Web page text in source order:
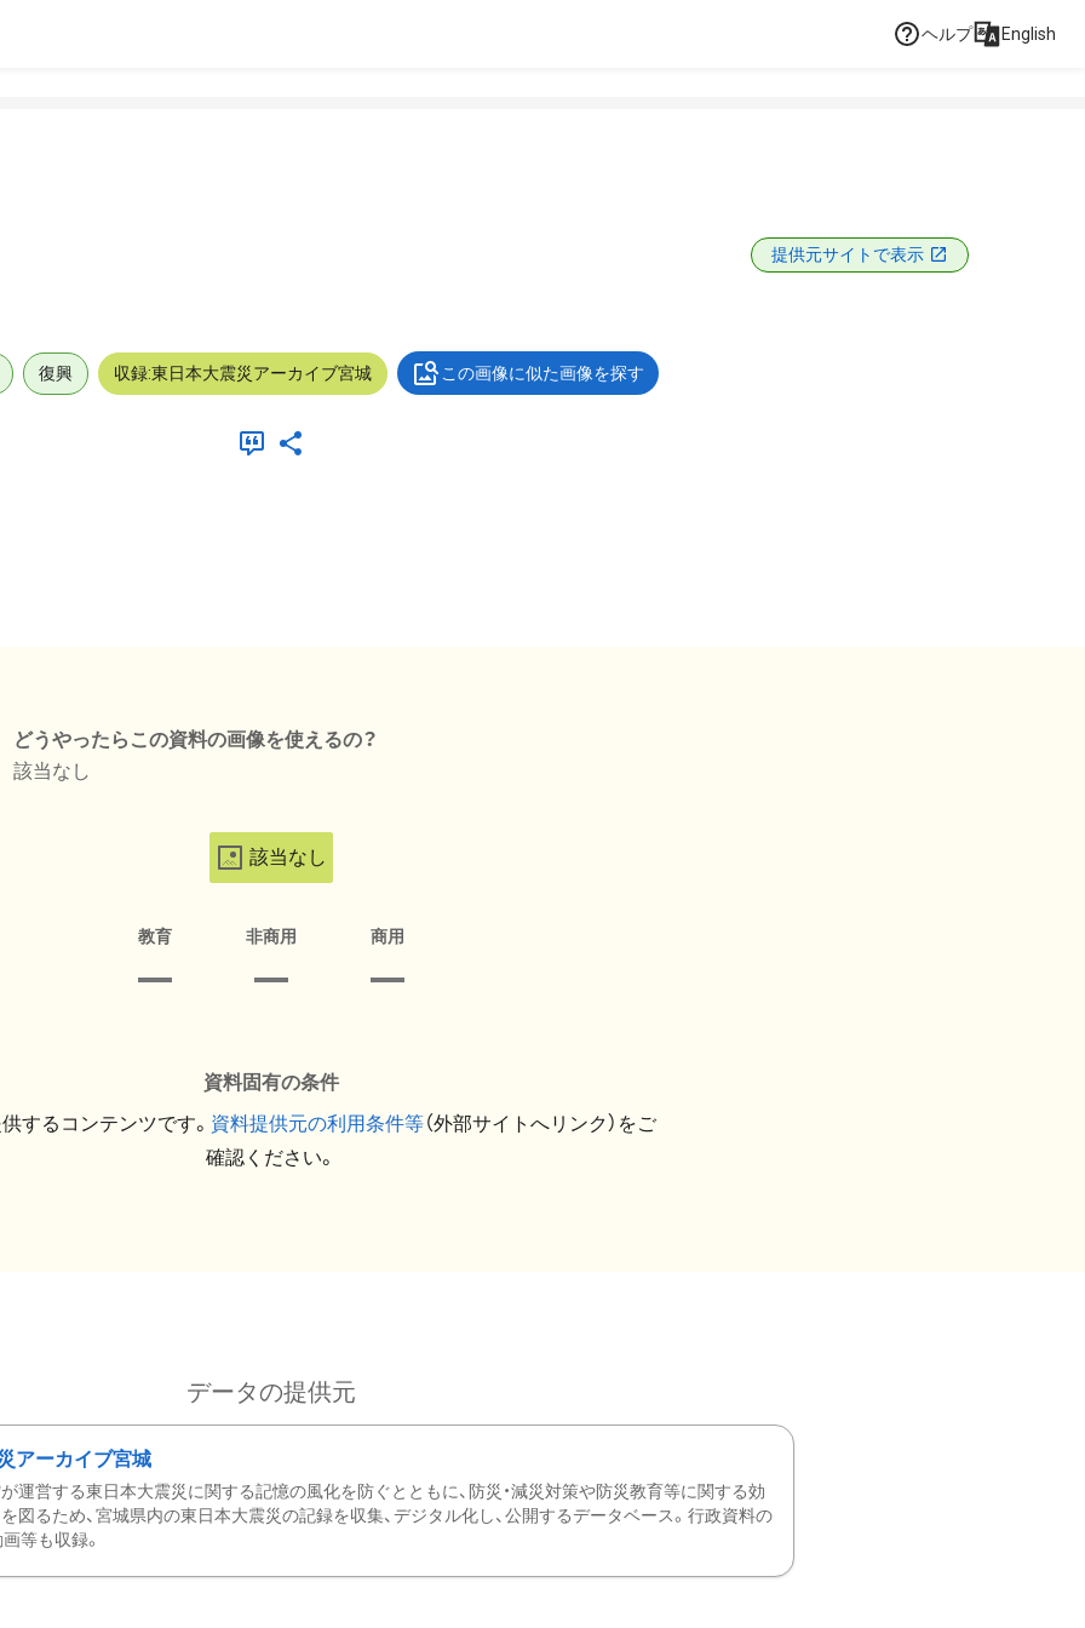
ヘルプ English
提供元サイトで表示
復興 収録:東日本大震災アーカイブ宮城 この画像に似た画像を探す
どうやったらこの資料の画像を使えるの？
該当なし
該当なし
教育 非商用 商用
資料固有の条件
するコンテンツです。 資料提供元の利用条件等（外部サイトへリンク）をご
確認ください。
データの提供元
アーカイブ宮城
運営する東日本大震災に関する記憶の風化を防ぐとともに、防災・減災対策や防災教育等に関する効
図るため、宮城県内の東日本大震災の記録を収集、デジタル化し、公開するデータベース。行政資料の
等も収録。